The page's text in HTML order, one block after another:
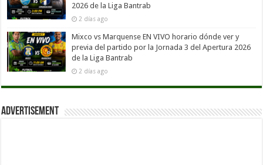
2026 de la Liga Bantrab
2 días ago
Mixco vs Marquense EN VIVO horario dónde ver y
previa del partido por la Jornada 3 del Apertura 2026
de la Liga Bantrab
2 días ago
Advertisement